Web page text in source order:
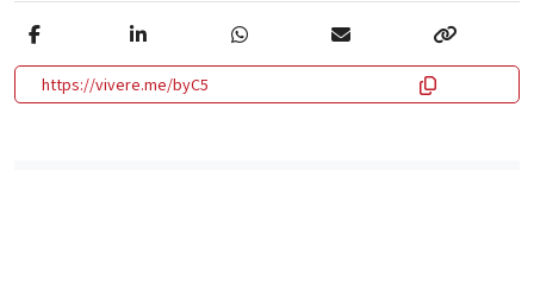
https://vivere.me/byC5